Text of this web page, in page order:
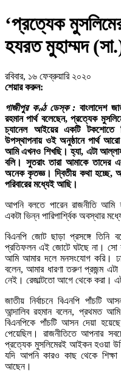
‘প্রত্যেক
হযরত মুহাম্মদ
রবিবার, ১৬ ফেব্রুয়ারি ২০২০
শেয়ার করুন:
গাজীপুর কণ্ঠ ডেস্ক : বাংলাদেশ
রহমান পার্থ বলেছেন, প্রত্যেক
চ্যানেল আইয়ের একটি টকশোতে
উপস্থাপনায় ওই অনুষ্ঠানে পার্থ
আমি এখনও শিখছি। হ্যা, এটা
বলি। সুতরাং তারা আমাকে
অনেক কৃতজ্ঞ। দ্বিতীয় কথা হচ্ছে,
পরিবারের মধ্যেই আছি।
আপনি বলতে পারেন রাজনীতি
একটা ভিন্ন পারিপার্শ্বিক অবস্থার
বিএনপি জোট ছাড়া প্রসঙ্গে তিনি
প্রতিফলন এই জোটে ঘটছে না। সো
আমি আমার দলে মনসংযোগ করি।
বলেন, আমার ধারণা তরুণ প্রজন্ম
নেই। রেজাল্টতো আগে থেকে করা।
জাতীয় নির্বাচনে বিএনপি
আন্দালিব রহমান বলেন, প্রথমত
বিএনপিকে পাঁচটি আসন দেয়া
পেয়েছিল। রাজনীতিতে আপনার
প্রত্যেক মুসলিমেরই আইকন হওয়া
যদি আপনি কারও কাছ থেকে
আছেন।